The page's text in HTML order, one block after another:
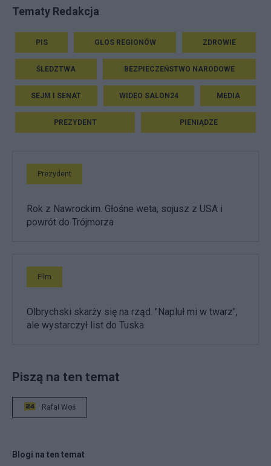
Tematy Redakcja
PIS GŁOS REGIONÓW ZDROWIE
ŚLEDZTWA BEZPIECZEŃSTWO NARODOWE
SEJM I SENAT WIDEO SALON24 MEDIA
PREZYDENT PIENIĄDZE
Prezydent
Rok z Nawrockim. Głośne weta, sojusz z USA i
powrót do Trójmorza
Film
Olbrychski skarży się na rząd. "Napluł mi w twarz",
ale wystarczył list do Tuska
Piszą na ten temat
Rafał Woś
Blogi na ten temat